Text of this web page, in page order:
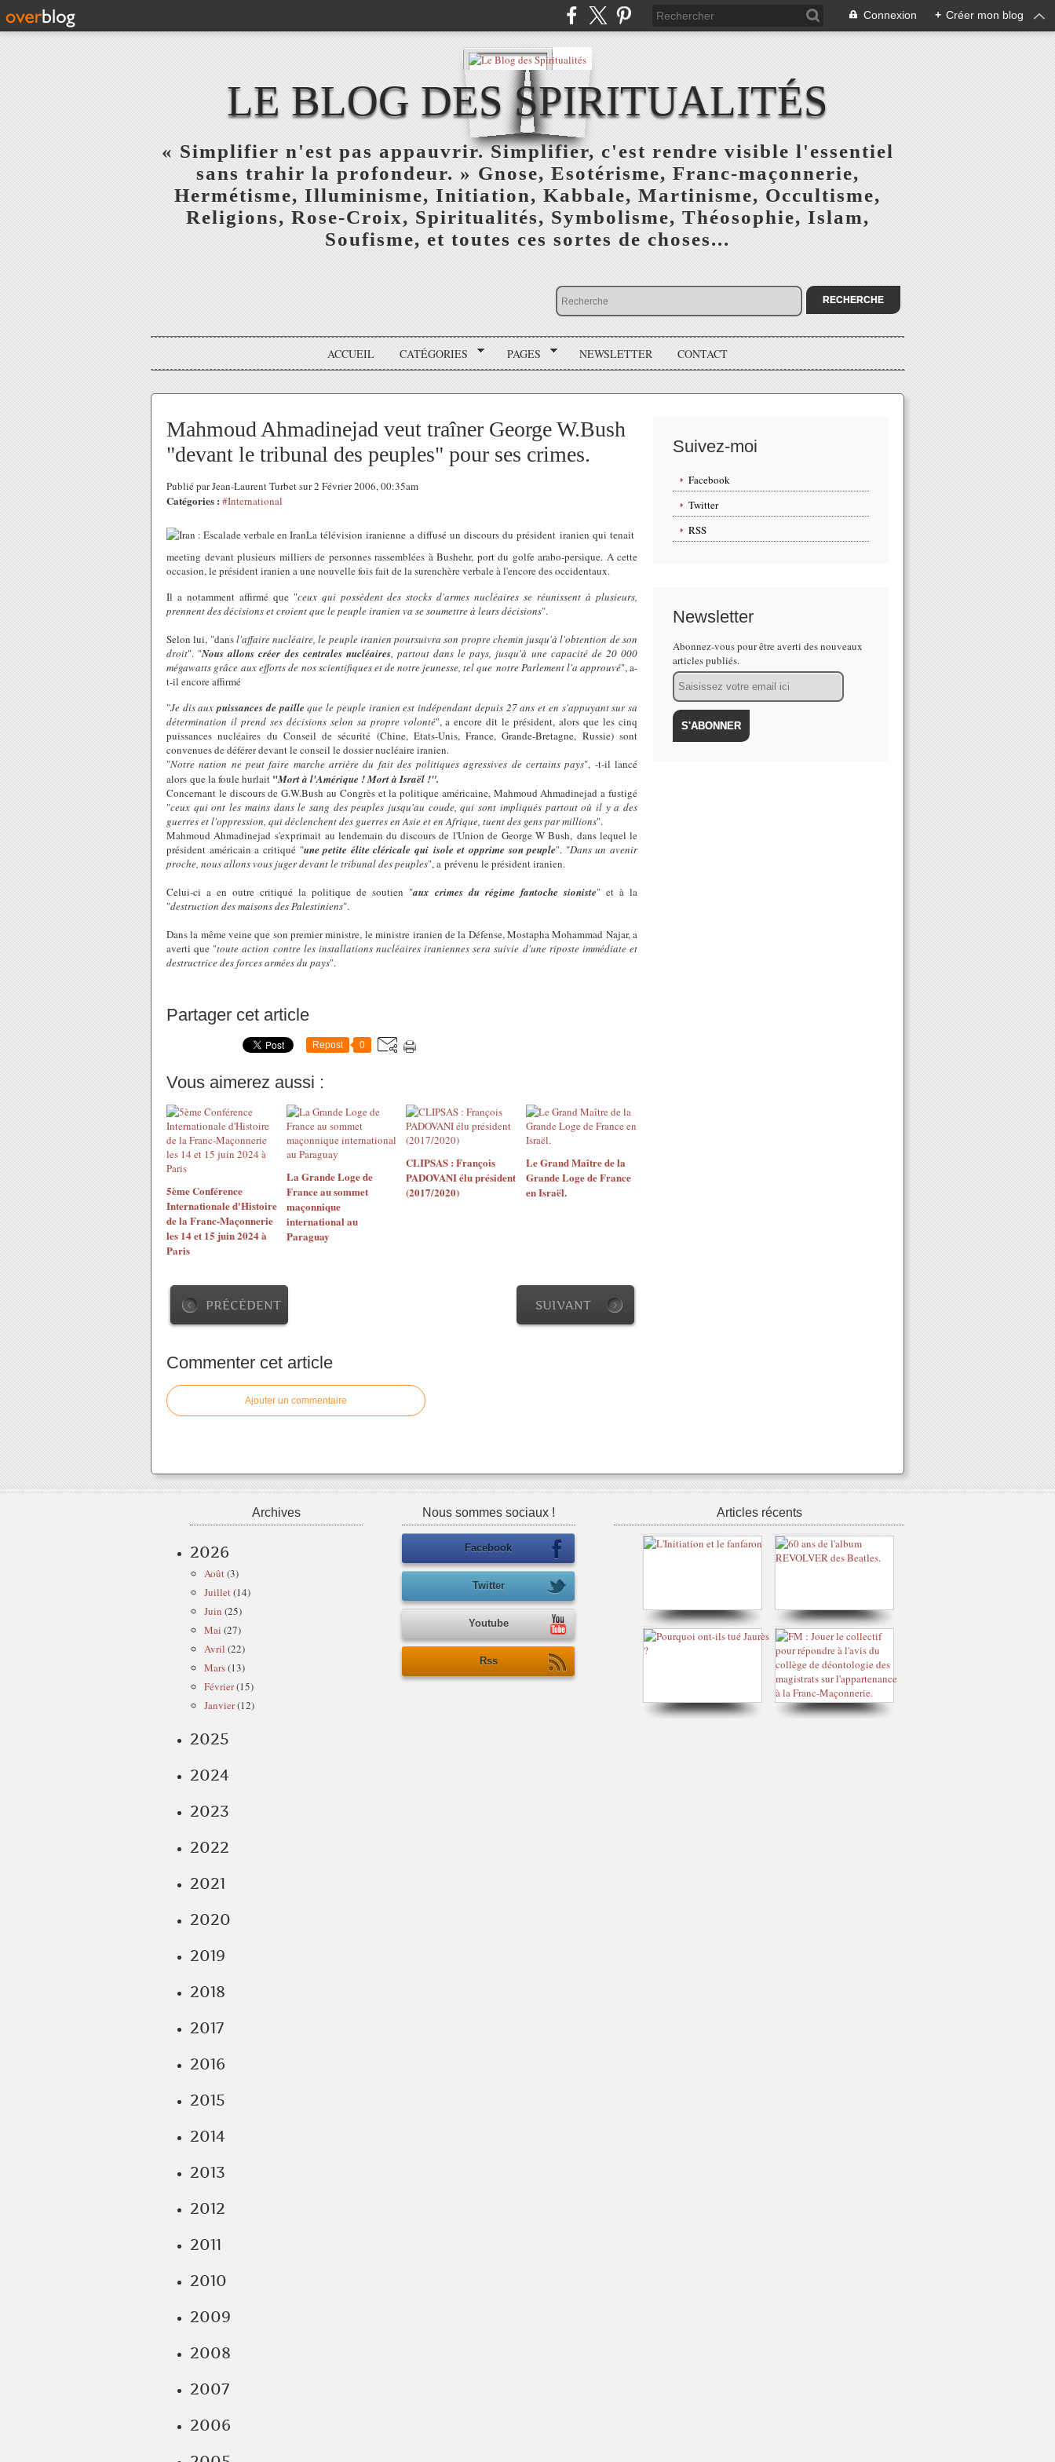
Connexion + Créer mon blog
LE BLOG DES SPIRITUALITÉS
« Simplifier n'est pas appauvrir. Simplifier, c'est rendre visible l'essentiel
sans trahir la profondeur. » Gnose, Esotérisme, Franc-maçonnerie,
Hermétisme, Illuminisme, Initiation, Kabbale, Martinisme, Occultisme,
Religions, Rose-Croix, Spiritualités, Symbolisme, Théosophie, Islam,
Soufisme, et toutes ces sortes de choses...
ACCUEIL CATÉGORIES PAGES NEWSLETTER CONTACT
Mahmoud Ahmadinejad veut traîner George W.Bush
"devant le tribunal des peuples" pour ses crimes.
Publié par Jean-Laurent Turbet sur 2 Février 2006, 00:35am
Catégories : #International
La télévision iranienne a diffusé un discours du président iranien qui tenait
meeting devant plusieurs milliers de personnes rassemblées à Bushehr, port du golfe arabo-persique. A cette
occasion, le président iranien a une nouvelle fois fait de la surenchère verbale à l'encore des occidentaux.
Il a notamment affirmé que "ceux qui possèdent des stocks d'armes nucléaires se réunissent à plusieurs,
prennent des décisions et croient que le peuple iranien va se soumettre à leurs décisions".
Selon lui, "dansl'affaire nucléaire, le peuple iranien poursuivra son propre chemin jusqu'à l'obtention de son
droit". "Nous allons créer des centrales nucléaires, partout dans le pays, jusqu'à une capacité de 20 000
mégawatts grâce aux efforts de nos scientifiques et de notre jeunesse, tel que notre Parlement l'a approuvé", a-
t-il encore affirmé
"Je dis aux puissances de paille que le peuple iranien est indépendant depuis 27 ans et en s'appuyant sur sa
détermination il prend ses décisions selon sa propre volonté", a encore dit le président, alors que les cinq
puissances nucléaires du Conseil de sécurité (Chine, Etats-Unis, France, Grande-Bretagne, Russie) sont
convenues de déférer devant le conseil le dossier nucléaire iranien.
"Notre nation ne peut faire marche arrière du fait des politiques agressives de certains pays", -t-il lancé
alors que la foule hurlait "Mort à l'Amérique ! Mort à Israël !".
Concernant le discours de G.W.Bush au Congrès et la politique américaine, Mahmoud Ahmadinejad a fustigé
"ceux qui ont les mains dans le sang des peuples jusqu'au coude, qui sont impliqués partout où il y a des
guerres et l'oppression, qui déclenchent des guerres en Asie et en Afrique, tuent des gens par millions".
Mahmoud Ahmadinejad s'exprimait au lendemain du discours de l'Union de George W Bush, dans lequel le
président américain a critiqué "une petite élite cléricale qui isole et opprime son peuple". "Dans un avenir
proche, nous allons vous juger devant le tribunal des peuples", a prévenu le président iranien.
Celui-ci a en outre critiqué la politique de soutien "aux crimes du régime fantoche sioniste" et à la
"destruction des maisons des Palestiniens".
Dans la même veine que son premier ministre, le ministre iranien de la Défense, Mostapha Mohammad Najar, a
averti que "toute action contre les installations nucléaires iraniennes sera suivie d'une riposte immédiate et
destructrice des forces armées du pays".
Partager cet article
Repost 0
Vous aimerez aussi :
5ème Conférence
Internationale d'Histoire
de la Franc-Maçonnerie
les 14 et 15 juin 2024 à
Paris
La Grande Loge de
France au sommet
maçonnique
international au
Paraguay
CLIPSAS : François
PADOVANI élu président
(2017/2020)
Le Grand Maître de la
Grande Loge de France
en Israël.
PRÉCÉDENT SUIVANT
Commenter cet article
Ajouter un commentaire
Suivez-moi
Facebook
Twitter
RSS
Newsletter
Abonnez-vous pour être averti des nouveaux
articles publiés.
Email
Archives
2026
Août(3)
Juillet(14)
Juin (25)
Mai (27)
Avril (22)
Mars(13)
Février(15)
Janvier(12)
2025
2024
2023
2022
2021
2020
2019
2018
2017
2016
2015
2014
2013
2012
2011
2010
2009
2008
2007
2006
Nous sommes sociaux !
Facebook
Twitter
Youtube
Rss
Articles récents